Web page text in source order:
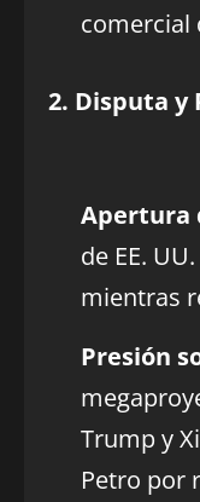
comercial
2. Disputa y
Apertura
de EE.
mientras
Presión
Trump y
Petro por